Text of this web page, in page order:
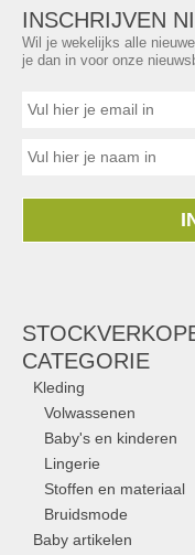
INSCHRIJVEN
Wil je wekelijks alle
je dan in voor onze
CATEGORIE
Kleding
Volwassenen
Baby's en kinderen
Lingerie
Stoffen en materiaal
Bruidsmode
Baby artikelen